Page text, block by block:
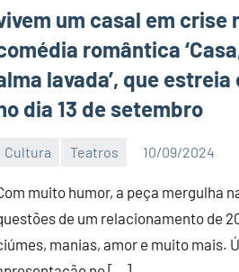
um casal em crise
romântica
lavada’, que
dia 13 de setembro
Cultura Teatros 10/09/2024
muito humor, a peça mergulha
de um relacionamento de
manias, amor e muito mais.